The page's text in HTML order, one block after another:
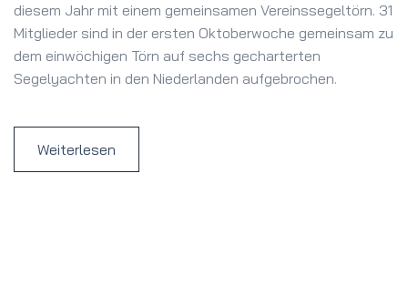
diesem Jahr mit einem gemeinsamen Vereinssegeltörn. 31
Mitglieder sind in der ersten Oktoberwoche gemeinsam zu
dem einwöchigen Törn auf sechs gecharterten
Segelyachten in den Niederlanden aufgebrochen.
Weiterlesen